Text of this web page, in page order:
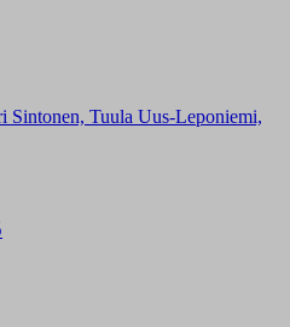
Tuula Uus-Leponiemi,